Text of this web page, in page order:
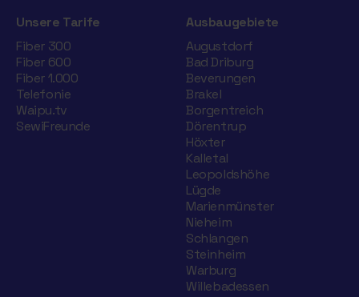
Unsere Tarife
Fiber 300
Fiber 600
Fiber 1.000
Telefonie
Waipu.tv
SewiFreunde
Ausbaugebiete
Augustdorf
Bad Driburg
Beverungen
Brakel
Borgentreich
Dörentrup
Höxter
Kalletal
Leopoldshöhe
Lügde
Marienmünster
Nieheim
Schlangen
Steinheim
Warburg
Willebadessen